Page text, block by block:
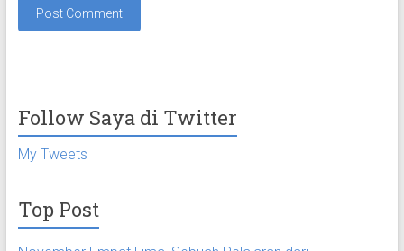
Follow Saya di Twitter
My Tweets
Top Post